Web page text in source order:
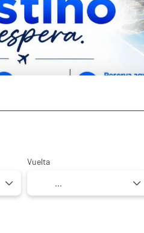
Vuelta